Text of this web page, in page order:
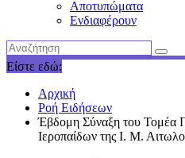
Αποτυπώματα
Ενδιαφέρουν
Είστε εδώ:
Αρχική
Ροή Ειδήσεων
Έβδομη Σύναξη του Τομέα
Ιεροπαίδων της Ι. Μ.